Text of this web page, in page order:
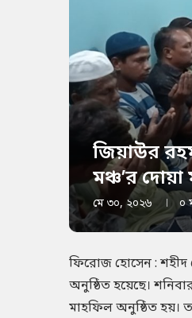
জিয়াউর
মঞ্চ’র
মে ৩০, ২০২৬ ০
ফিরোজ হোসেন : শহীদ
অনুষ্ঠিত হয়েছে।
মাহফিল অনুষ্ঠিত হয়।